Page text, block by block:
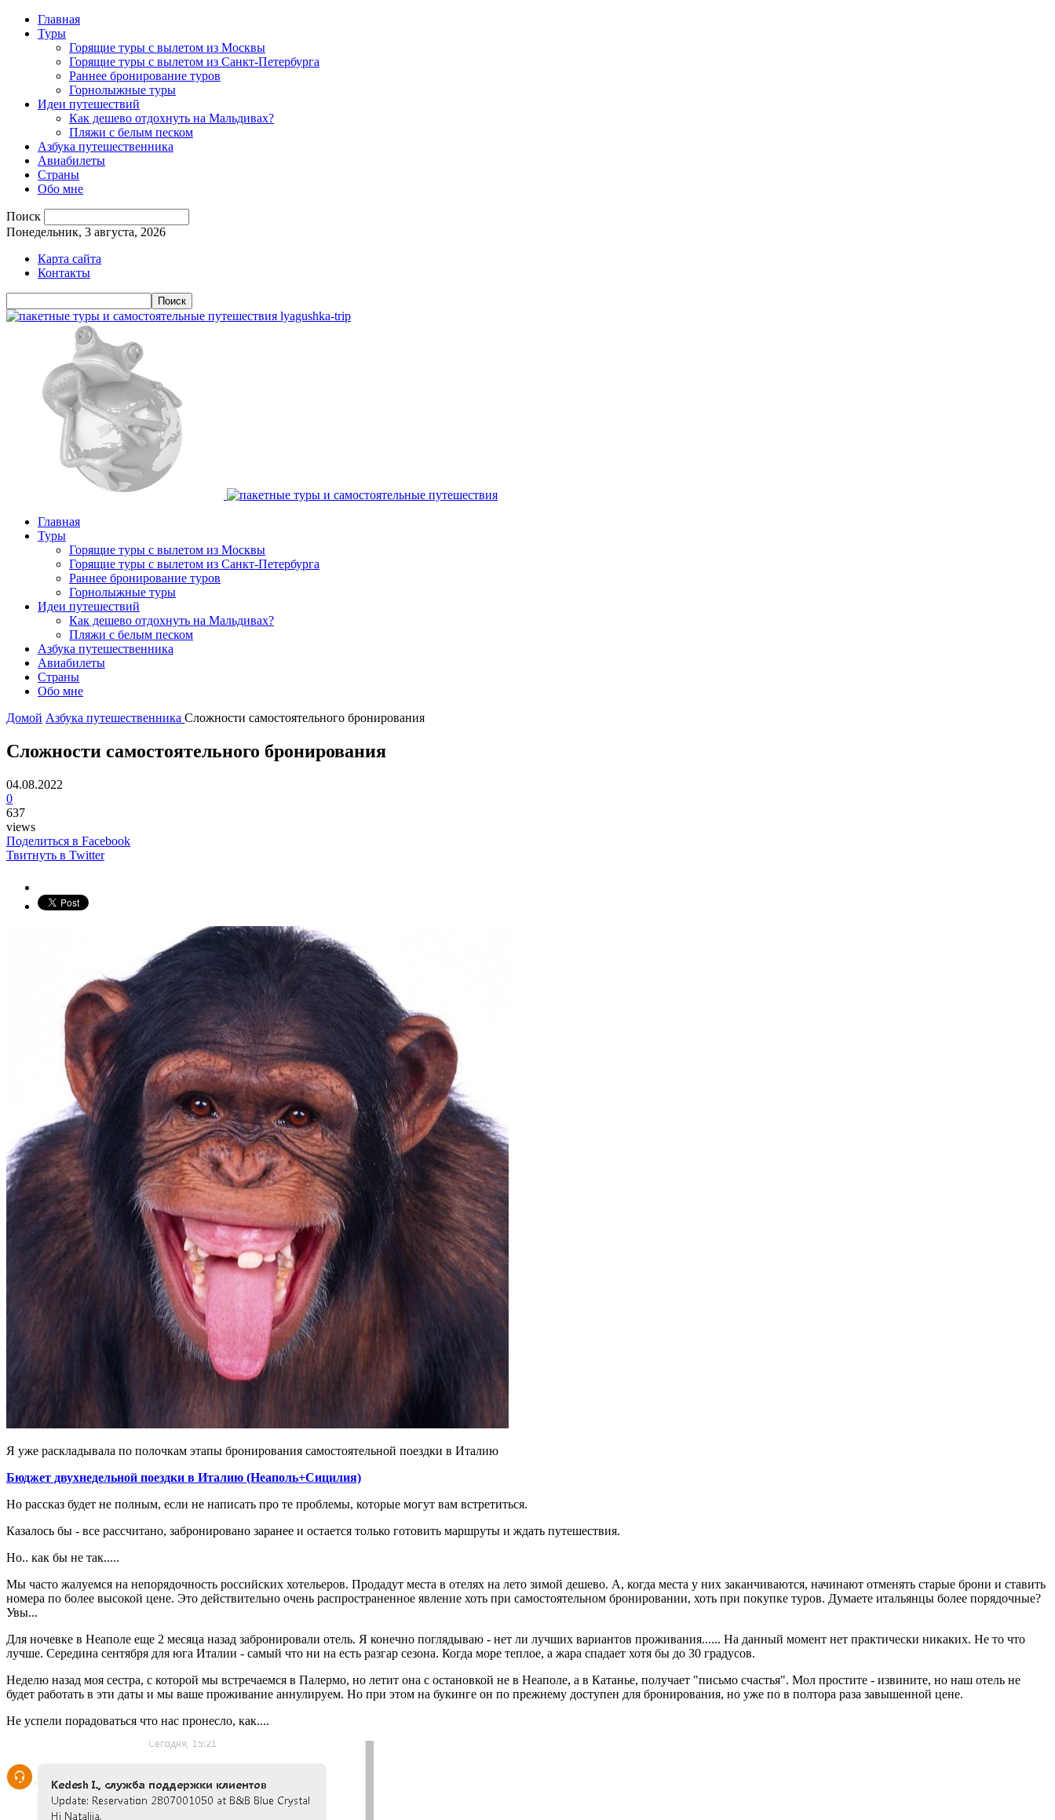
Главная
Туры
Горящие туры с вылетом из Москвы
Горящие туры с вылетом из Санкт-Петербурга
Раннее бронирование туров
Горнолыжные туры
Идеи путешествий
Как дешево отдохнуть на Мальдивах?
Пляжи с белым песком
Азбука путешественника
Авиабилеты
Страны
Обо мне
Поиск
Понедельник, 3 августа, 2026
Карта сайта
Контакты
lyagushka-trip
Главная
Туры
Горящие туры с вылетом из Москвы
Горящие туры с вылетом из Санкт-Петербурга
Раннее бронирование туров
Горнолыжные туры
Идеи путешествий
Как дешево отдохнуть на Мальдивах?
Пляжи с белым песком
Азбука путешественника
Авиабилеты
Страны
Обо мне
Домой Азбука путешественника Сложности самостоятельного бронирования
Сложности самостоятельного бронирования
04.08.2022
0
637
views
Поделиться в Facebook
Твитнуть в Twitter
Я уже раскладывала по полочкам этапы бронирования самостоятельной поездки в Италию
Бюджет двухнедельной поездки в Италию (Неаполь+Сицилия)
Но рассказ будет не полным, если не написать про те проблемы, которые могут вам встретиться.
Казалось бы - все рассчитано, забронировано заранее и остается только готовить маршруты и ждать путешествия.
Но.. как бы не так.....
Мы часто жалуемся на непорядочность российских хотельеров. Продадут места в отелях на лето зимой дешево. А, когда места у них заканчиваются, начинают отменять старые брони и ставить
номера по более высокой цене. Это действительно очень распространенное явление хоть при самостоятельном бронировании, хоть при покупке туров. Думаете итальянцы более порядочные?
Увы...
Для ночевке в Неаполе еще 2 месяца назад забронировали отель. Я конечно поглядываю - нет ли лучших вариантов проживания...... На данный момент нет практически никаких. Не то что
лучше. Середина сентября для юга Италии - самый что ни на есть разгар сезона. Когда море теплое, а жара спадает хотя бы до 30 градусов.
Неделю назад моя сестра, с которой мы встречаемся в Палермо, но летит она с остановкой не в Неаполе, а в Катанье, получает "письмо счастья". Мол простите - извините, но наш отель не
будет работать в эти даты и мы ваше проживание аннулируем. Но при этом на букинге он по прежнему доступен для бронирования, но уже по в полтора раза завышенной цене.
Не успели порадоваться что нас пронесло, как....